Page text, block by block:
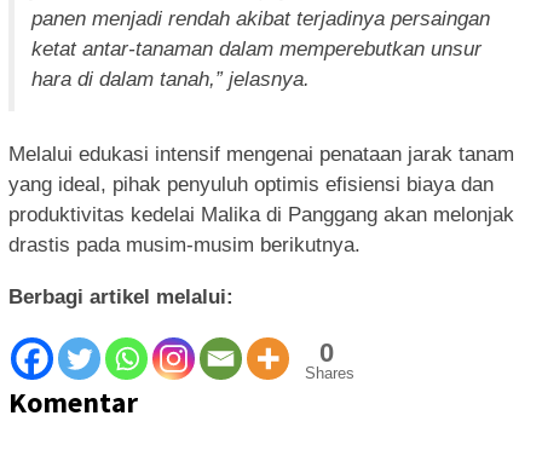
panen menjadi rendah akibat terjadinya persaingan
ketat antar-tanaman dalam memperebutkan unsur
hara di dalam tanah,” jelasnya.
Melalui edukasi intensif mengenai penataan jarak tanam
yang ideal, pihak penyuluh optimis efisiensi biaya dan
produktivitas kedelai Malika di Panggang akan melonjak
drastis pada musim-musim berikutnya.
Berbagi artikel melalui:
0
Shares
Komentar